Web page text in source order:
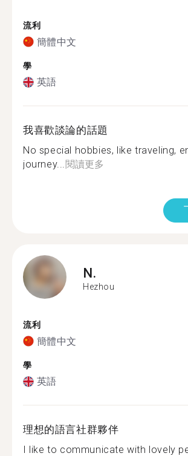
流利
簡體中文
學
英語
我喜歡談論的話題
No special hobbies, like traveling,
journey...閱讀更多
N.
Hezhou
流利
簡體中文
學
英語
理想的語言社群夥伴
I like to communicate with lovely